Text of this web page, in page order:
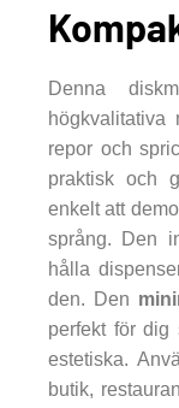
Denna
repor och
praktisk och
enkelt att
språng. Den
hålla
den. Den
perfekt för dig
estetiska.
butik,